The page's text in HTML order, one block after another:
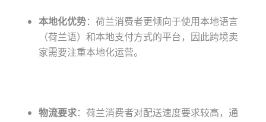
本地化优势：荷兰消费者更倾向于使用本地语言
（荷兰语）和本地支付方式的平台，因此跨境卖
家需要注重本地化运营。
物流要求：荷兰消费者对配送速度要求较高，通